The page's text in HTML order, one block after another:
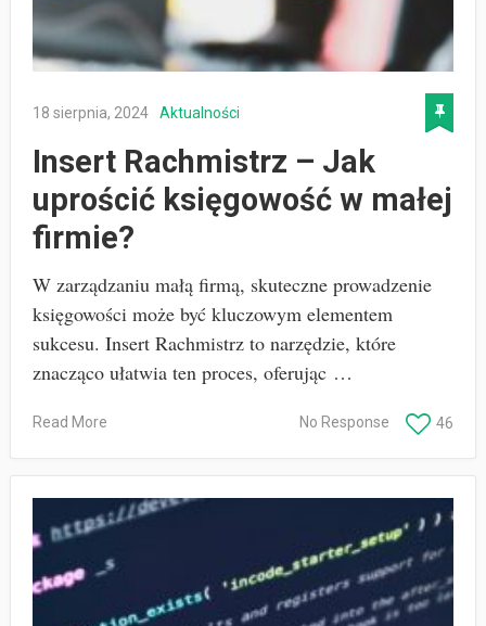
18 sierpnia, 2024 Aktualności
Insert Rachmistrz – Jak
uprościć księgowość w małej
firmie?
W zarządzaniu małą firmą, skuteczne prowadzenie
księgowości może być kluczowym elementem
sukcesu. Insert Rachmistrz to narzędzie, które
znacząco ułatwia ten proces, oferując …
Read More 46
No Response